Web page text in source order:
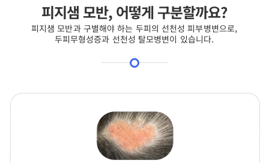
피지샘 모반, 어떻게 구분할까요?
피지샘 모반과 구별해야 하는 두피의 선천성 피부병변으로,
두피무형성증과 선천성 탈모병변이 있습니다.